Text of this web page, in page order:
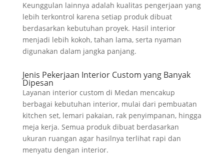
Keunggulan lainnya adalah kualitas pengerjaan yang
lebih terkontrol karena setiap produk dibuat
berdasarkan kebutuhan proyek. Hasil interior
menjadi lebih kokoh, tahan lama, serta nyaman
digunakan dalam jangka panjang.
Jenis Pekerjaan Interior Custom yang Banyak
Dipesan
Layanan interior custom di Medan mencakup
berbagai kebutuhan interior, mulai dari pembuatan
kitchen set, lemari pakaian, rak penyimpanan, hingga
meja kerja. Semua produk dibuat berdasarkan
ukuran ruangan agar hasilnya terlihat rapi dan
menyatu dengan interior.